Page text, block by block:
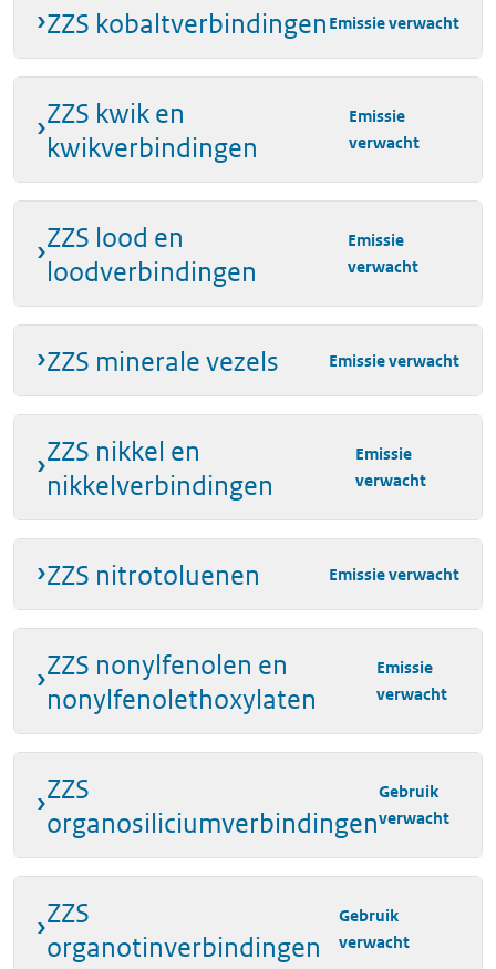
ZZS kobaltverbindingen Emissie verwacht
ZZS kwik en
kwikverbindingen
Emissie
verwacht
ZZS lood en
loodverbindingen
Emissie
verwacht
ZZS minerale vezels Emissie verwacht
ZZS nikkel en
nikkelverbindingen
Emissie
verwacht
ZZS nitrotoluenen Emissie verwacht
ZZS nonylfenolen en
nonylfenolethoxylaten
Emissie
verwacht
ZZS
organosiliciumverbindingen
Gebruik
verwacht
ZZS
organotinverbindingen
Gebruik
verwacht